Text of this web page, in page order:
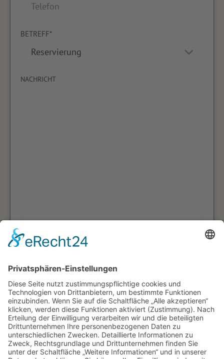
BETREFF*
NACHRICHT
Die Datenschutzerklärung
Kenntnis genommen.